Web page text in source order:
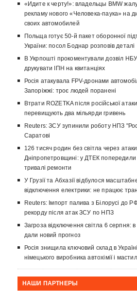
«Идите к черту!»: владельцы BMW
рекламу нового «Человека-паука» на
своих автомобилей
Польща готує 50-й пакет оборонної
України: посол Боднар розповів деталі
В Укрпошті прокоментували дозвіл
друкувати ІПН на квитанціях
Росія атакувала FPV-дронами
Запоріжжі: троє людей поранені
Втрати ROZETKA після російської атаки
перевищують два мільярди гривень
Reuters: ЗСУ зупинили роботу НПЗ
Саратові
126 тисяч родин без світла через
Дніпропетровщині: у ДТЕК
тривалі ремонти
У Грузії та Абхазії відбулося
відключення електрики: не працює
Reuters: Імпорт палива з Білорусі до
рекорду після атак ЗСУ по НПЗ
Загроза відключення світла 6 серпня:
дали новий прогноз
Росія знищила ключовий склад в Україні
німецького виробника автохімії і
НАШИ ПАРТНЕРЫ